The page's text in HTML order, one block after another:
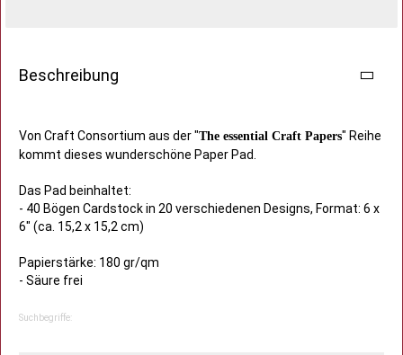
Beschreibung
Von Craft Consortium aus der "The essential Craft Papers" Reihe
kommt dieses wunderschöne Paper Pad.
Das Pad beinhaltet:
- 40 Bögen Cardstock in 20 verschiedenen Designs, Format: 6 x
6" (ca. 15,2 x 15,2 cm)
Papierstärke: 180 gr/qm
- Säure frei
Suchbegriffe: